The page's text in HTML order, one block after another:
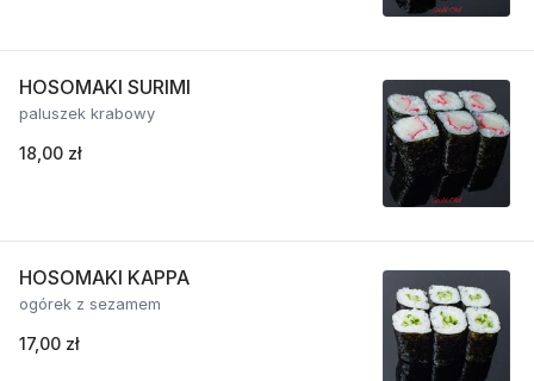
HOSOMAKI SURIMI
paluszek krabowy
18,00 zł
HOSOMAKI KAPPA
ogórek z sezamem
17,00 zł